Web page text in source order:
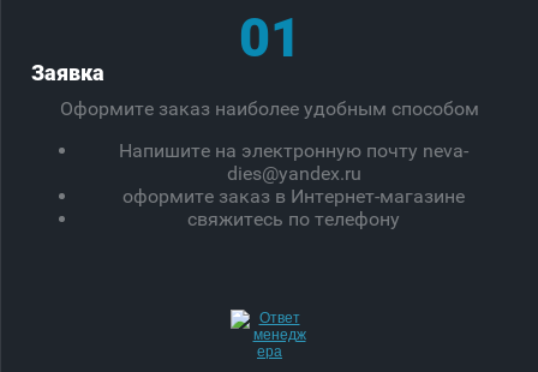
01
Заявка
Оформите заказ наиболее удобным способом
Напишите на электронную почту neva-
dies@yandex.ru
оформите заказ в Интернет-магазине
свяжитесь по телефону